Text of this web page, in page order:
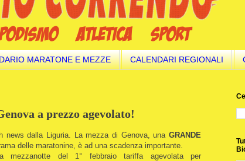
MARATONE E MEZZE CALENDARI REGIONALI
a prezzo agevolato!
news dalla Liguria. La mezza di Genova, una GRANDE
delle maratonine, è ad una scadenza importante.
mezzanotte del 1° febbraio tariffa agevolata per